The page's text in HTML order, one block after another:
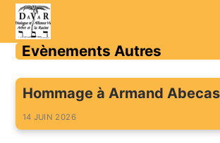
Evènements Autres
Hommage à Armand
14 JUIN 2026
Accueil